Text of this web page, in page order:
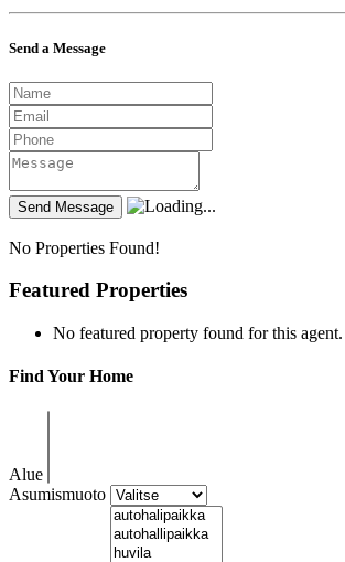
Send a Message
No Properties Found!
Featured Properties
No featured property found for this agent.
Find Your Home
Alue
Asumismuoto